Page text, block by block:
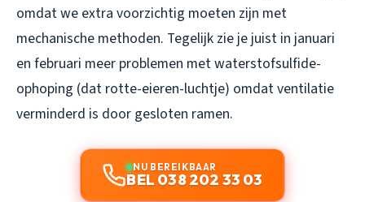
omdat we extra voorzichtig moeten zijn met
mechanische methoden. Tegelijk zie je juist in januari
en februari meer problemen met waterstofsulfide-
ophoping (dat rotte-eieren-luchtje) omdat ventilatie
verminderd is door gesloten ramen.
NU BEREIKBAAR
BEL 038 202 33 03